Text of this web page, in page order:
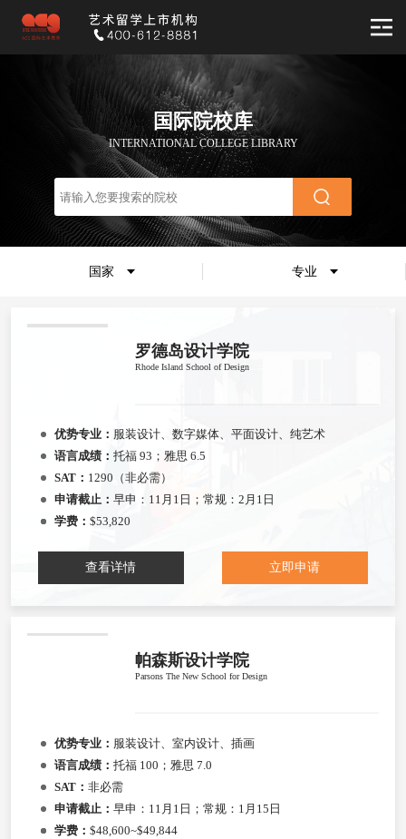
国际院校库
INTERNATIONAL COLLEGE LIBRARY
国家 专业
罗德岛设计学院
Rhode Island School of Design
优势专业： 服装设计、数字媒体、平面设计、纯艺术
语言成绩： 托福 93；雅思 6.5
SAT： 1290（非必需）
申请截止： 早申：11月1日；常规：2月1日
学费： $53,820
查看详情 立即申请
帕森斯设计学院
Parsons The New School for Design
优势专业： 服装设计、室内设计、插画
语言成绩： 托福 100；雅思 7.0
SAT： 非必需
申请截止： 早申：11月1日；常规：1月15日
学费： $48,600~$49,844